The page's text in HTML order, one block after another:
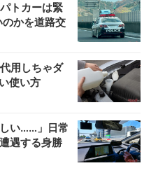
トカーは緊
かを道路交
用しちゃダ
使い方
しい……」日常
遇する身勝